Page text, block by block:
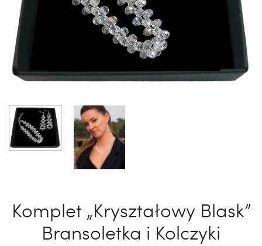
Komplet „Kryształowy Blask”
Bransoletka i Kolczyki